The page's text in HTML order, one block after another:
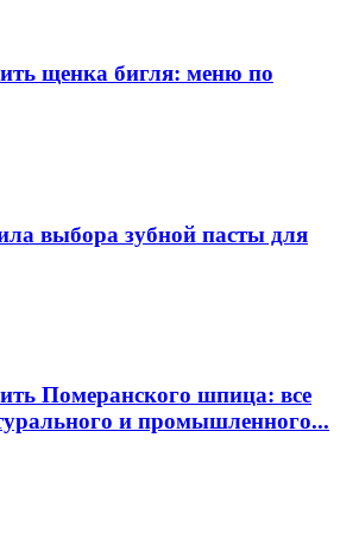
щенка бигля: меню по
выбора зубной пасты для
Померанского шпица: все
и промышленного...